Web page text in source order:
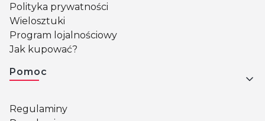
Polityka prywatności
Wielosztuki
Program lojalnościowy
Jak kupować?
Pomoc
Regulaminy